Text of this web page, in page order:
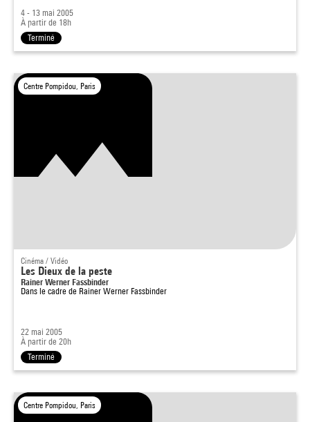
4 - 13 mai 2005
À partir de 18h
Terminé
Centre Pompidou, Paris
Cinéma / Vidéo
Les Dieux de la peste
Rainer Werner Fassbinder
Dans le cadre de Rainer Werner Fassbinder
22 mai 2005
À partir de 20h
Terminé
Centre Pompidou, Paris